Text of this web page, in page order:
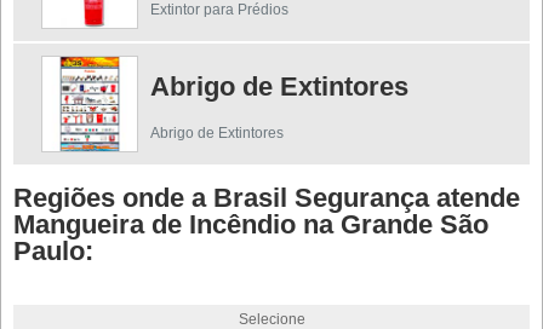
Extintor para Prédios
Abrigo de Extintores
Abrigo de Extintores
Regiões onde a Brasil Segurança atende
Mangueira de Incêndio na Grande São
Paulo:
Selecione